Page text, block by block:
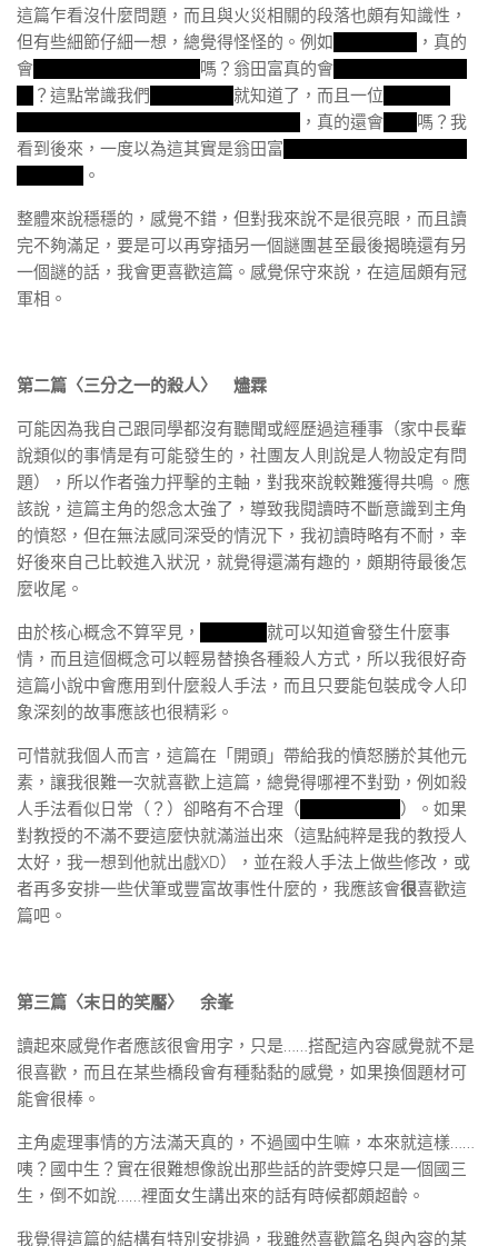
這篇乍看沒什麼問題，而且與火災相關的段落也頗有知識性，
但有些細節仔細一想，總覺得怪怪的。例如
，真的
會
嗎？翁田富真的會
？這點常識我們 就知道了，而且一位
，真的還會
嗎？我
看到後來，一度以為這其實是翁田富
。
整體來說穩穩的，感覺不錯，但對我來說不是很亮眼，而且讀
完不夠滿足，要是可以再穿插另一個謎團甚至最後揭曉還有另
一個謎的話，我會更喜歡這篇。感覺保守來說，在這屆頗有冠
軍相。
第二篇〈三分之一的殺人〉 燼霖
可能因為我自己跟同學都沒有聽聞或經歷過這種事（家中長輩
說類似的事情是有可能發生的，社團友人則說是人物設定有問
題），所以作者強力抨擊的主軸，對我來說較難獲得共鳴 。應
該說，這篇主角的怨念太強了，導致我閱讀時不斷意識到主角
的憤怒，但在無法感同深受的情況下，我初讀時略有不耐，幸
好後來自己比較進入狀況，就覺得還滿有趣的，頗期待最後怎
麼收尾。
由於核心概念不算罕見，
就可以知道會發生什麼事
情，而且這個概念可以輕易替換各種殺人方式，所以我很好奇
這篇小說中會應用到什麼殺人手法，而且只要能包裝成令人印
象深刻的故事應該也很精彩。
可惜就我個人而言，這篇在「開頭」帶給我的憤怒勝於其他元
素，讓我很難一次就喜歡上這篇，總覺得哪裡不對勁，例如殺
人手法看似日常（？）卻略有不合理（
）。如果
對教授的不滿不要這麼快就滿溢出來（這點純粹是我的教授人
太好，我一想到他就出戲XD），並在殺人手法上做些修改，或
者再多安排一些伏筆或豐富故事性什麼的，我應該會很喜歡這
篇吧。
第三篇〈末日的笑靨〉 余峯
讀起來感覺作者應該很會用字，只是……搭配這內容感覺就不是
很喜歡，而且在某些橋段會有種黏黏的感覺，如果換個題材可
能會很棒。
主角處理事情的方法滿天真的，不過國中生嘛，本來就這樣……
咦？國中生？實在很難想像說出那些話的許雯婷只是一個國三
生，倒不如說……裡面女生講出來的話有時候都頗超齡。
我覺得這篇的結構有特別安排過，我雖然喜歡篇名與內容的某